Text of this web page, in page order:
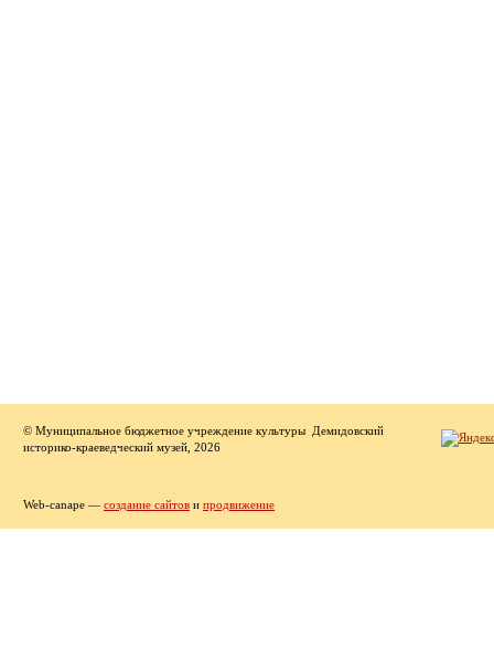
© Муниципальное бюджетное учреждение культуры Демидовский
историко-краеведческий музей, 2026
Web-canape — создание сайтов и продвижение